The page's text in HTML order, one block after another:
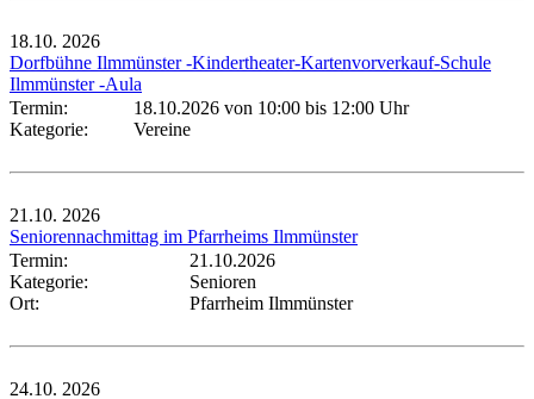
18.10. 2026
Dorfbühne Ilmmünster -Kindertheater-Kartenvorverkauf-Schule
Ilmmünster -Aula
Termin:
18.10.2026 von 10:00 bis 12:00 Uhr
Kategorie:
Vereine
21.10. 2026
Seniorennachmittag im Pfarrheims Ilmmünster
Termin:
21.10.2026
Kategorie:
Senioren
Ort:
Pfarrheim Ilmmünster
24.10. 2026